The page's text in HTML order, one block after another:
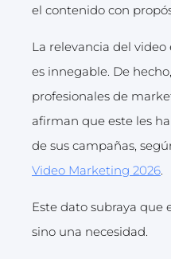
el contenido con
La relevancia del
es innegable. De
profesionales de
afirman que este les
de sus campañas,
Video Marketing 2026.
Este dato subraya que
sino una necesidad.